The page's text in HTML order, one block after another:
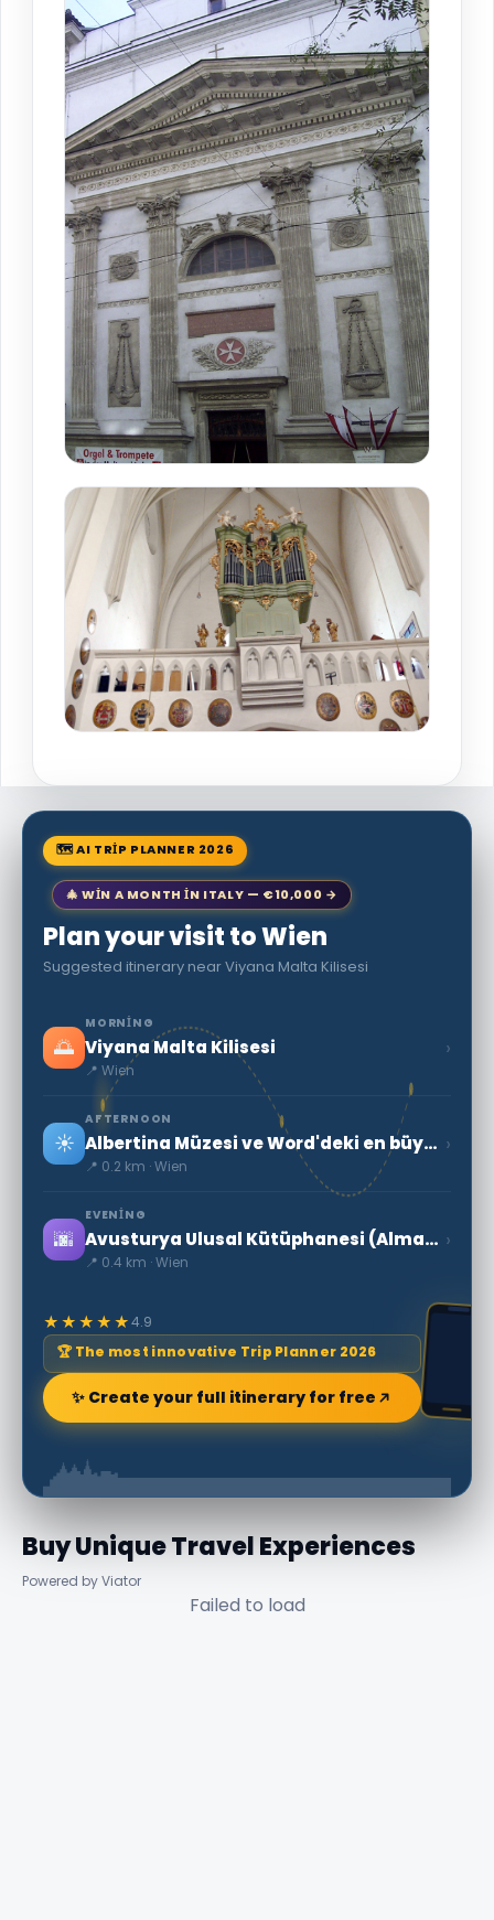
🗺 AI TRIP PLANNER 2026
🎄 WIN A MONTH IN ITALY — €10,000 →
Plan your visit to Wien
Suggested itinerary near Viyana Malta Kilisesi
🌅
MORNING
Viyana Malta Kilisesi
📍 Wien
›
☀️
AFTERNOON
Albertina Müzesi ve Word'deki en büyük baskı odaları
📍 0.2 km · Wien
›
🌆
EVENING
Avusturya Ulusal Kütüphanesi (Almanca: Österreichische Nationalbibliothek)
📍 0.4 km · Wien
›
★★★★★4.9
🏆 The most innovative Trip Planner 2026
✨ Create your full itinerary for free
Buy Unique Travel Experiences
Powered by Viator
Failed to load